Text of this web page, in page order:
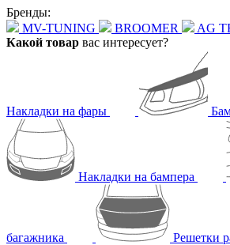
Бренды:
MV-TUNING
BROOMER AG
Какой товар вас интересует?
Накладки на фары
Накладки на бампера
багажника Решетки